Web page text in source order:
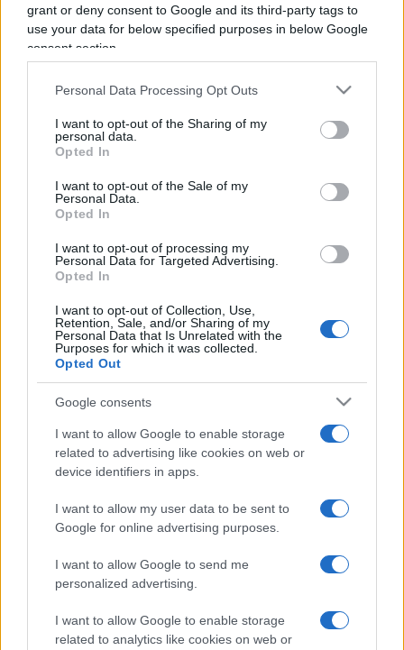
grant or deny consent to Google and its third-party tags to
use your data for below specified purposes in below Google
consent section.
Personal Data Processing Opt Outs
I want to opt-out of the Sharing of my
personal data.
Opted In
I want to opt-out of the Sale of my
Personal Data.
Opted In
I want to opt-out of processing my
Personal Data for Targeted Advertising.
Opted In
I want to opt-out of Collection, Use,
Retention, Sale, and/or Sharing of my
Personal Data that Is Unrelated with the
Purposes for which it was collected.
Opted Out
Google consents
I want to allow Google to enable storage
related to advertising like cookies on web or
device identifiers in apps.
I want to allow my user data to be sent to
Google for online advertising purposes.
I want to allow Google to send me
personalized advertising.
I want to allow Google to enable storage
related to analytics like cookies on web or
Meloni aveva ragione: "I marocchini di Ceuta
sbarcano in Europa col barcone"